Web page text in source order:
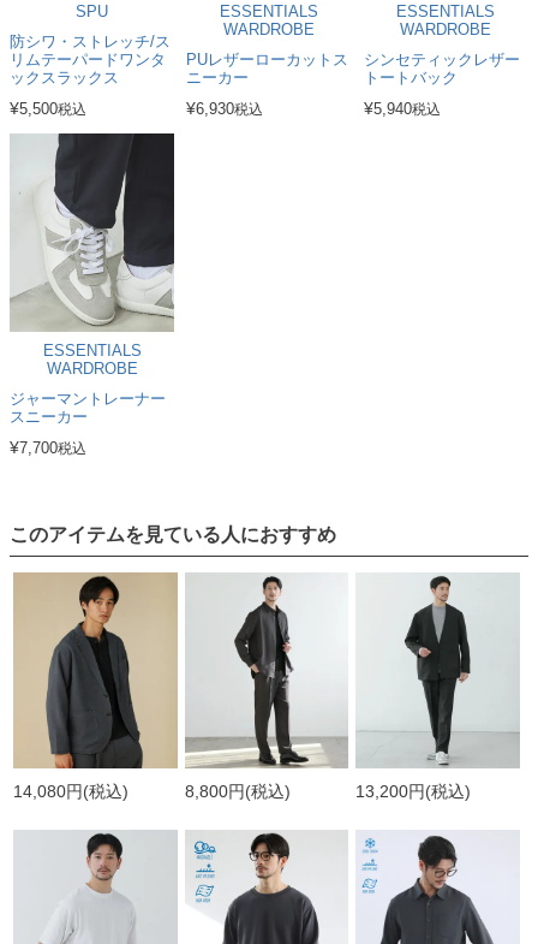
SPU
防シワ・ストレッチ/ス
リムテーパードワンタ
ックスラックス
¥5,500税込
ESSENTIALS
WARDROBE
PUレザーローカットス
ニーカー
¥6,930税込
ESSENTIALS
WARDROBE
シンセティックレザー
トートバック
¥5,940税込
ESSENTIALS
WARDROBE
ジャーマントレーナー
スニーカー
¥7,700税込
このアイテムを見ている人におすすめ
14,080円(税込) 8,800円(税込) 13,200円(税込)